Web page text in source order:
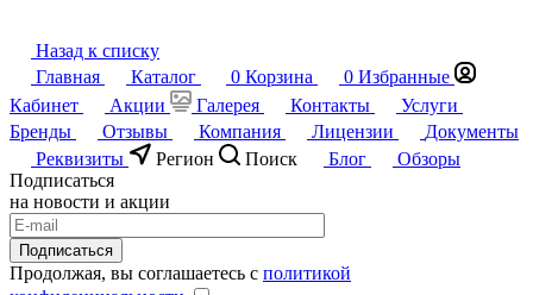
Назад к списку
Главная
Каталог 0 Корзина 0 Избранные
Кабинет
Акции Галерея Контакты
Услуги
Бренды
Отзывы Компания Лицензии
Документы
Реквизиты
Регион Поиск Блог
Обзоры
Подписаться
на новости и акции
Подписаться
Продолжая, вы соглашаетесь с политикой